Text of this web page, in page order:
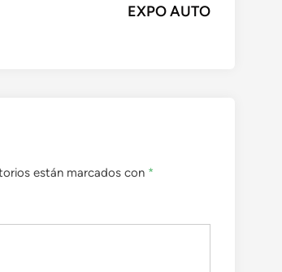
article:
EXPO AUTO
están marcados con *